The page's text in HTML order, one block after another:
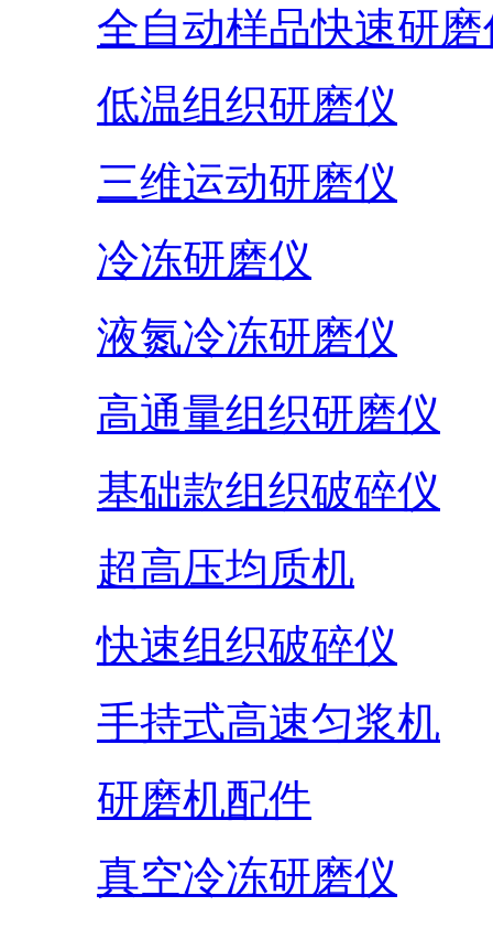
全自动样品快速研磨
低温组织研磨仪
三维运动研磨仪
冷冻研磨仪
液氮冷冻研磨仪
高通量组织研磨仪
基础款组织破碎仪
超高压均质机
快速组织破碎仪
手持式高速匀浆机
研磨机配件
真空冷冻研磨仪